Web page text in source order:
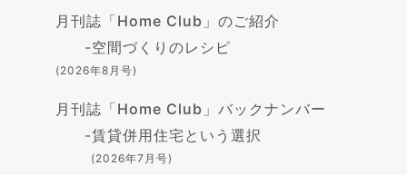
月刊誌「Home Club」のご紹介
-空間づくりのレシピ
(2026年8月号)
月刊誌「Home Club」バックナンバー
-賃貸併用住宅という選択
(2026年7月号)